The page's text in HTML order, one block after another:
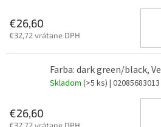
€26,60
€32,72 vrátane DPH
Farba: dark green/black,
Skladom (>5 ks) | 02085683013
€26,60